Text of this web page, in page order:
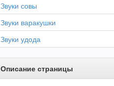
Звуки совы
Звуки варакушки
Звуки удода
Описание страницы